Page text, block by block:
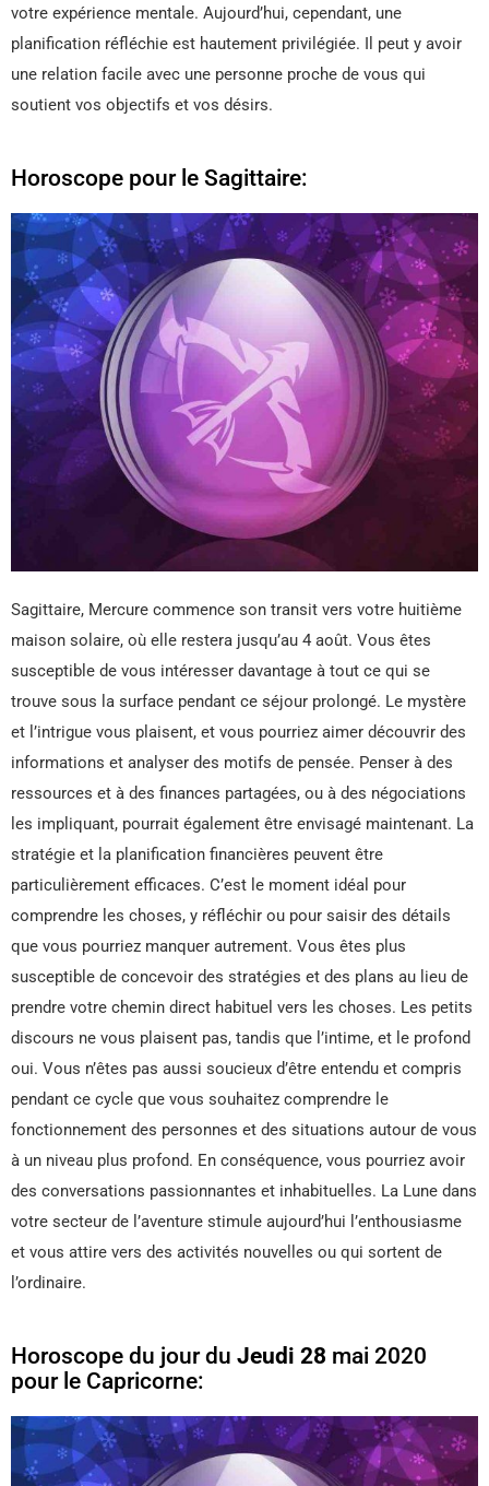
votre expérience mentale. Aujourd’hui, cependant, une
planification réfléchie est hautement privilégiée. Il peut y avoir
une relation facile avec une personne proche de vous qui
soutient vos objectifs et vos désirs.
Horoscope pour le Sagittaire:
Sagittaire, Mercure commence son transit vers votre huitième
maison solaire, où elle restera jusqu’au 4 août. Vous êtes
susceptible de vous intéresser davantage à tout ce qui se
trouve sous la surface pendant ce séjour prolongé. Le mystère
et l’intrigue vous plaisent, et vous pourriez aimer découvrir des
informations et analyser des motifs de pensée. Penser à des
ressources et à des finances partagées, ou à des négociations
les impliquant, pourrait également être envisagé maintenant. La
stratégie et la planification financières peuvent être
particulièrement efficaces. C’est le moment idéal pour
comprendre les choses, y réfléchir ou pour saisir des détails
que vous pourriez manquer autrement. Vous êtes plus
susceptible de concevoir des stratégies et des plans au lieu de
prendre votre chemin direct habituel vers les choses. Les petits
discours ne vous plaisent pas, tandis que l’intime, et le profond
oui. Vous n’êtes pas aussi soucieux d’être entendu et compris
pendant ce cycle que vous souhaitez comprendre le
fonctionnement des personnes et des situations autour de vous
à un niveau plus profond. En conséquence, vous pourriez avoir
des conversations passionnantes et inhabituelles. La Lune dans
votre secteur de l’aventure stimule aujourd’hui l’enthousiasme
et vous attire vers des activités nouvelles ou qui sortent de
l’ordinaire.
Horoscope du jour du Jeudi 28 mai 2020
pour le Capricorne: